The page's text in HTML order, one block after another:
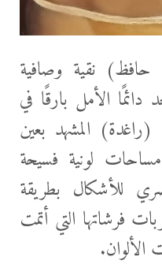
حافظ) نقية وصافية
دائمًا الأمل بارقًا في
(راغدة) المشهد بعين
لونية فسيحة
للأشكال بطريقة
فرشاتها التي أتمت
الألوان.